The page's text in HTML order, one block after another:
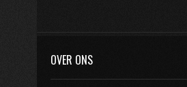
OVER ONS